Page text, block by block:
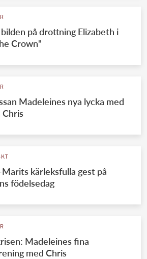
på drottning Elizabeth i
Crown"
Madeleines nya lycka med
Chris
kärleksfulla gest på
födelsedag
Madeleines fina
med Chris